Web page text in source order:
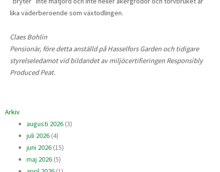
lika väderberoende som växtodlingen.
Claes Bohlin
Pensionär, före detta anställd på Hasselfors Garden och tidigare
styrelseledamot vid bildandet av miljöcertifieringen Responsibly
Produced Peat.
Arkiv
augusti 2026(3)
juli 2026(4)
juni 2026(15)
maj 2026(5)